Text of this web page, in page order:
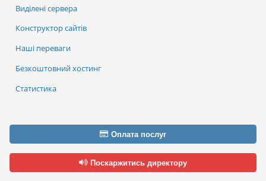
Виділені сервера
Конструктор сайтів
Наші переваги
Безкоштовний хостинг
Статистика
Оплата послуг
Поскаржитись директору